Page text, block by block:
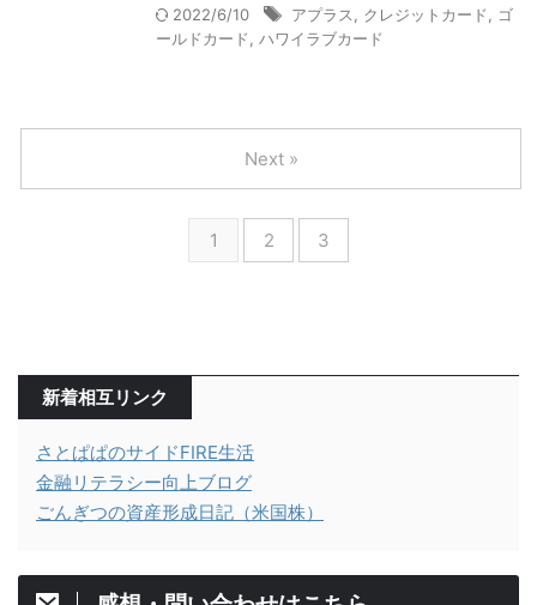
2022/6/10 アプラス クレジットカード
ゴ
ールドカード
ハワイラブカード
1 2 3
Next »
新着相互リンク
さとぱぱのサイドFIRE生活
金融リテラシー向上ブログ
ごんぎつの資産形成日記（米国株）